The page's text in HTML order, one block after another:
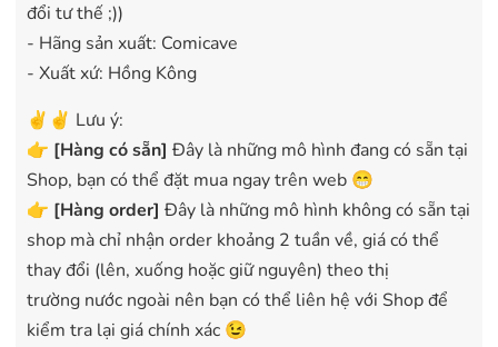
đổi tư thế ;))
- Hãng sản xuất: Comicave
- Xuất xứ: Hồng Kông
✌️✌️ Lưu ý:
👉 [Hàng có sẵn] Đây là những mô hình đang có sẵn tại
Shop, bạn có thể đặt mua ngay trên web 😁
👉 [Hàng order] Đây là những mô hình không có sẵn tại
shop mà chỉ nhận order khoảng 2 tuần về, giá có thể
thay đổi (lên, xuống hoặc giữ nguyên) theo thị
trường nước ngoài nên bạn có thể liên hệ với Shop để
kiểm tra lại giá chính xác 😉